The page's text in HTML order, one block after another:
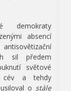
demokraty
absencí
sil předem
světové
cév a tehdy
o stále